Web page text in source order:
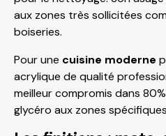
aux zones très sollicitées
boiseries.
Pour une cuisine moderne
acrylique de qualité
meilleur compromis dans
glycéro aux zones